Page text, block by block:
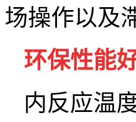
场操作以及
环保性能好
内反应温